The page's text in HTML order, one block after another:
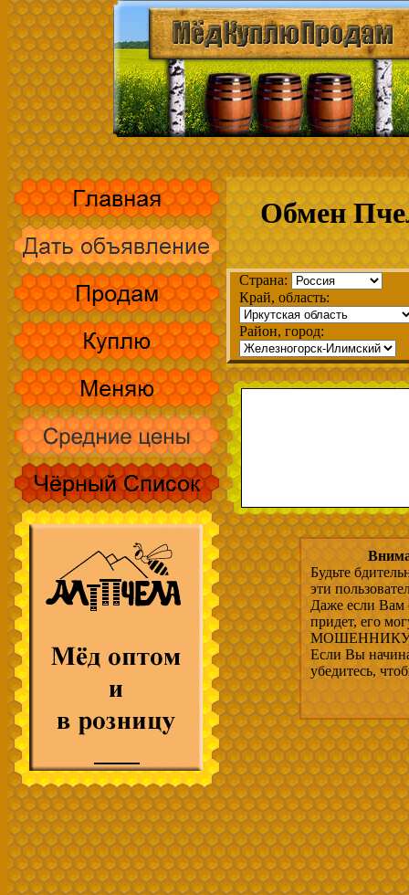
Обмен
Страна:
Край, область:
Район, город:
Будьте
эти
Даже если Вам
придет, его
МОШЕННИКУ,
Если Вы
убедитесь,